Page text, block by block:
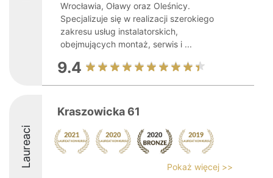
Wrocławia, Oławy oraz Oleśnicy.
Specjalizuje się w realizacji szerokiego
zakresu usług instalatorskich,
obejmujących montaż, serwis i ...
9.4
Laureaci
Kraszowicka 61
Pokaż więcej >>